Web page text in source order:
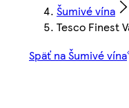
Šumivé vína
Tesco Finest
Späť na Šumivé vína